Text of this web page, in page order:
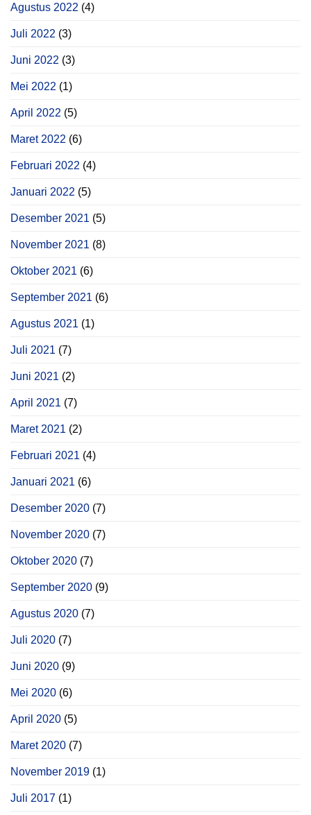
Agustus 2022 (4)
Juli 2022 (3)
Juni 2022 (3)
Mei 2022 (1)
April 2022 (5)
Maret 2022 (6)
Februari 2022 (4)
Januari 2022 (5)
Desember 2021 (5)
November 2021 (8)
Oktober 2021 (6)
September 2021 (6)
Agustus 2021 (1)
Juli 2021 (7)
Juni 2021 (2)
April 2021 (7)
Maret 2021 (2)
Februari 2021 (4)
Januari 2021 (6)
Desember 2020 (7)
November 2020 (7)
Oktober 2020 (7)
September 2020 (9)
Agustus 2020 (7)
Juli 2020 (7)
Juni 2020 (9)
Mei 2020 (6)
April 2020 (5)
Maret 2020 (7)
November 2019 (1)
Juli 2017 (1)